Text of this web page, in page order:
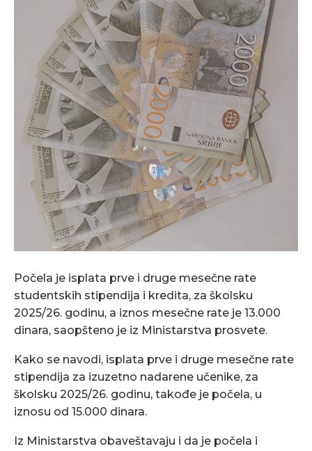
Počela je isplata prve i druge mesečne rate
studentskih stipendija i kredita, za školsku
2025/26. godinu, a iznos mesečne rate je 13.000
dinara, saopšteno je iz Ministarstva prosvete.
Kako se navodi, isplata prve i druge mesečne rate
stipendija za izuzetno nadarene učenike, za
školsku 2025/26. godinu, takođe je počela, u
iznosu od 15.000 dinara.
Iz Ministarstva obaveštavaju i da je počela i